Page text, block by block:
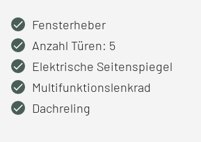
Fensterheber
Anzahl Türen: 5
Elektrische Seitenspiegel
Multifunktionslenkrad
Dachreling